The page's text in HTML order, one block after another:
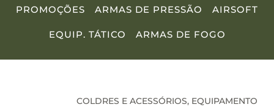
PROMOÇÕES ARMAS DE PRESSÃO AIRSOFT
EQUIP. TÁTICO ARMAS DE FOGO
COLDRES E ACESSÓRIOS, EQUIPAMENTO